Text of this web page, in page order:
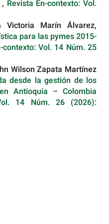
, Revista En-contexto: Vol.
Victoria Marín Álvarez,
para las pymes 2015-
contexto: Vol. 14 Núm. 25
Wilson Zapata Martínez
desde la gestión de los
Antioquia – Colombia
14 Núm. 26 (2026):